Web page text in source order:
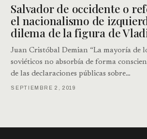
Salvador de occidente o
el nacionalismo de
dilema de la figura de
Juan Cristóbal Demian “La mayoría de
soviéticos no absorbía de forma
de las declaraciones públicas sobre…
SEPTIEMBRE 2, 2019